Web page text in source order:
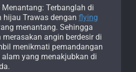
Menantang: Terbanglah di
hijau Trawas dengan flying
menantang. Sehingga
merasakan angin berdesir di
menikmati pemandangan
yang menakjubkan di